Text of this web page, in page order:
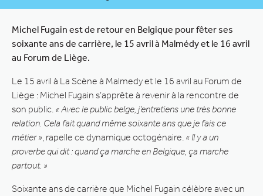
Michel Fugain est de retour en Belgique pour fêter ses
soixante ans de carrière, le 15 avril à Malmédy et le 16 avril
au Forum de Liège.
Le 15 avril à La Scène à Malmedy et le 16 avril au Forum de
Liège : Michel Fugain s’apprête à revenir à la rencontre de
son public. « Avec le public belge, j’entretiens une très bonne
relation. Cela fait quand même soixante ans que je fais ce
métier » , rapelle ce dynamique octogénaire. « Il y a un
proverbe qui dit : quand ça marche en Belgique, ça marche
partout. »
Soixante ans de carrière que Michel Fugain célèbre avec un